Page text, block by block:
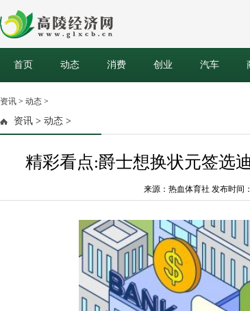
首页 动态 消费 创业 汽车
资讯 > 动态 >
资讯 > 动态 >
精彩看点:爵士想换状元签选
来源：热血体育社 发布时间